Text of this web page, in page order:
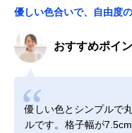
優しい色合いで、自由度
おすすめポイ
優しい色とシンプルで
ルです。格子幅が